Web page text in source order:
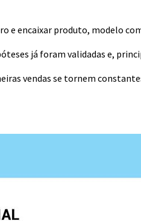
e encaixar produto, modelo
já foram validadas e,
vendas se tornem